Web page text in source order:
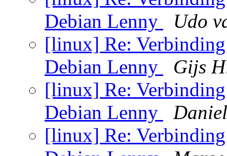
Debian Lenny
Udo
[linux] Re:
Debian Lenny
Gijs
[linux] Re:
Debian Lenny
[linux] Re: